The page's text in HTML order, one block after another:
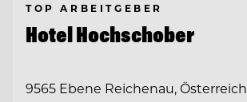
TOP ARBEITGEBER
Hotel Hochschober
9565 Ebene Reichenau, Österreich